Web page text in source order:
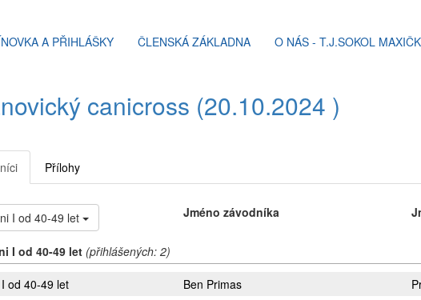
A PŘIHLÁŠKY ČLENSKÁ ZÁKLADNA O NÁS - T.J.SOKOL
canicross (20.10.2024 )
Přílohy
I od 40-49 let Jméno závodníka
I od 40-49 let (přihlášených: 2)
od 40-49 let Ben Primas